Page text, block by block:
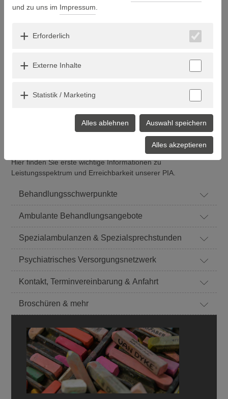
WIR SIND FÜRSIEDA
Hier finden Sie erste wichtige Informationen zu
Leistungsspektrum und Erreichbarkeit unserer PIA.
Behandlungsschwerpunkte
Ambulante Behandlungsangebote
Spezialambulanzen & Spezialsprechstunden
Psychiatrisches Versorgungsnetzwerk
Kontakt, Terminvereinbarung & Anfahrt
Broschüren & mehr
und zu uns im Impressum
Erforderlich
Externe Inhalte
Statistik / Marketing
Alles ablehnen Auswahl speichern
Alles akzeptieren